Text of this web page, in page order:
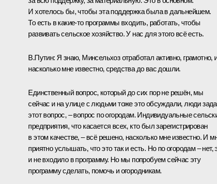
И хотелось бы, чтобы эта поддержка была в дальнейшем.
То есть в какие-то программы входить, работать, чтобы
развивать сельское хозяйство. У нас для этого всё есть.
В.Путин: Я знаю, Минсельхоз отработал активно, грамотно,
насколько мне известно, средства до вас дошли.
Единственный вопрос, который до сих пор не решён, мы
сейчас и на улице с людьми тоже это обсуждали, люди
этот вопрос, – вопрос по огородам. Индивидуальные
предприятия, что касается всех, кто был зарегистрирован
в этом качестве, – всё решено, насколько мне известно. И
приятно услышать, что это так и есть. Но по огородам – нет,
и не входило в программу. Но мы попробуем сейчас эту
программу сделать, помочь и огородникам.